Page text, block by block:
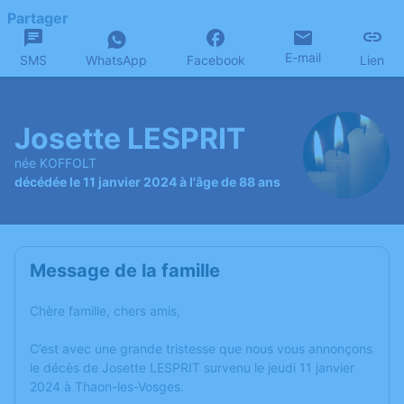
Partager
SMS WhatsApp Facebook E-mail Lien
Josette LESPRIT
née KOFFOLT
décédée le 11 janvier 2024 à l'âge de 88 ans
Message de la famille
Chère famille, chers amis,
C’est avec une grande tristesse que nous vous annonçons
le décès de Josette LESPRIT survenu le jeudi 11 janvier
2024 à Thaon-les-Vosges.